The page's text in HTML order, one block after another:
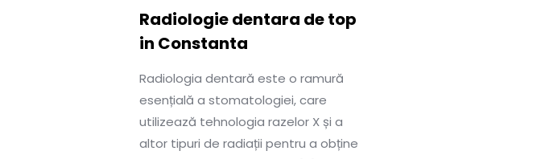
Radiologie dentara de top
in Constanta
Radiologia dentară este o ramură
esențială a stomatologiei, care
utilizează tehnologia razelor X și a
altor tipuri de radiații pentru a obține